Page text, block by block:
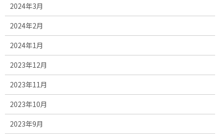
2024年3月
2024年2月
2024年1月
2023年12月
2023年11月
2023年10月
2023年9月